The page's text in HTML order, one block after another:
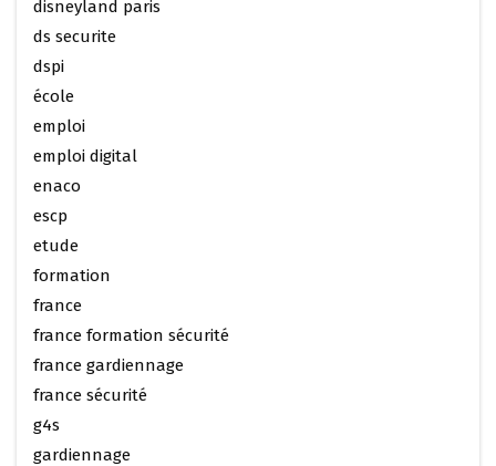
disneyland paris
ds securite
dspi
école
emploi
emploi digital
enaco
escp
etude
formation
france
france formation sécurité
france gardiennage
france sécurité
g4s
gardiennage